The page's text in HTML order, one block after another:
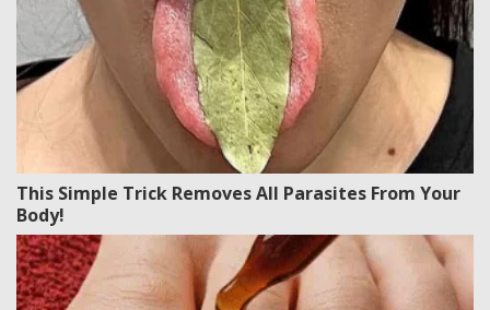
This Simple Trick Removes All Parasites From Your
Body!